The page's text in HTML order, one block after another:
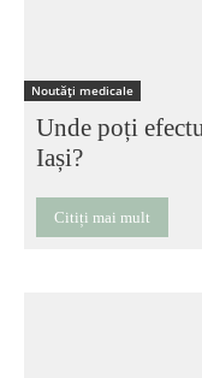
Noutăți medicale
Unde poți
Iași?
Citiți mai mult